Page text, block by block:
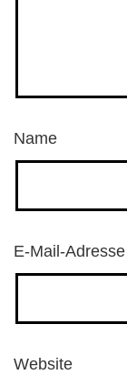
Name
E-Mail-Adresse
Website